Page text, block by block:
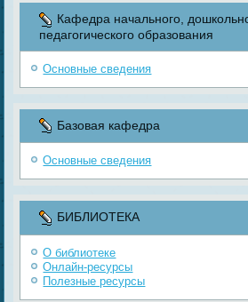
Кафедра начального,
педагогического образования
Основные сведения
Базовая кафедра
Основные сведения
БИБЛИОТЕКА
О библиотеке
Онлайн-ресурсы
Полезные ресурсы